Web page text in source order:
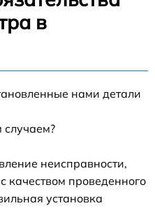
в
нами детали
случаем?
неисправности,
качеством проведенного
установка